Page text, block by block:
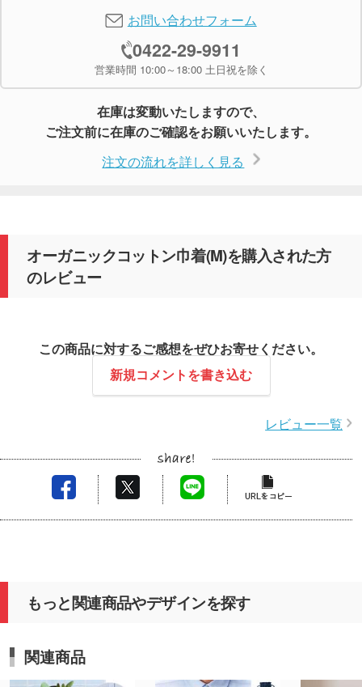
お問い合わせフォーム
0422-29-9911
営業時間 10:00～18:00 土日祝を除く
在庫は変動いたしますので、
ご注文前に在庫のご確認をお願いいたします。
注文の流れを詳しく見る
オーガニックコットン巾着(M)を購入された方
のレビュー
この商品に対するご感想をぜひお寄せください。
新規コメントを書き込む
レビュー一覧
もっと関連商品やデザインを探す
関連商品